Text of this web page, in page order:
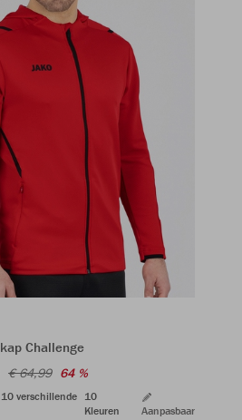
Challenge
€ 64,99 64 %
verschillende
10
Kleuren
Aanpasbaar